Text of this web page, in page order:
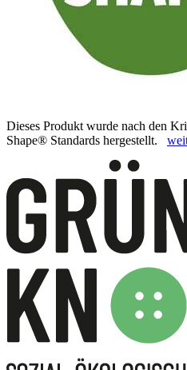
Dieses Produkt wurde nach den
Shape® Standards hergestellt.